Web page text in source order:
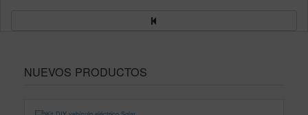
NUEVOS PRODUCTOS